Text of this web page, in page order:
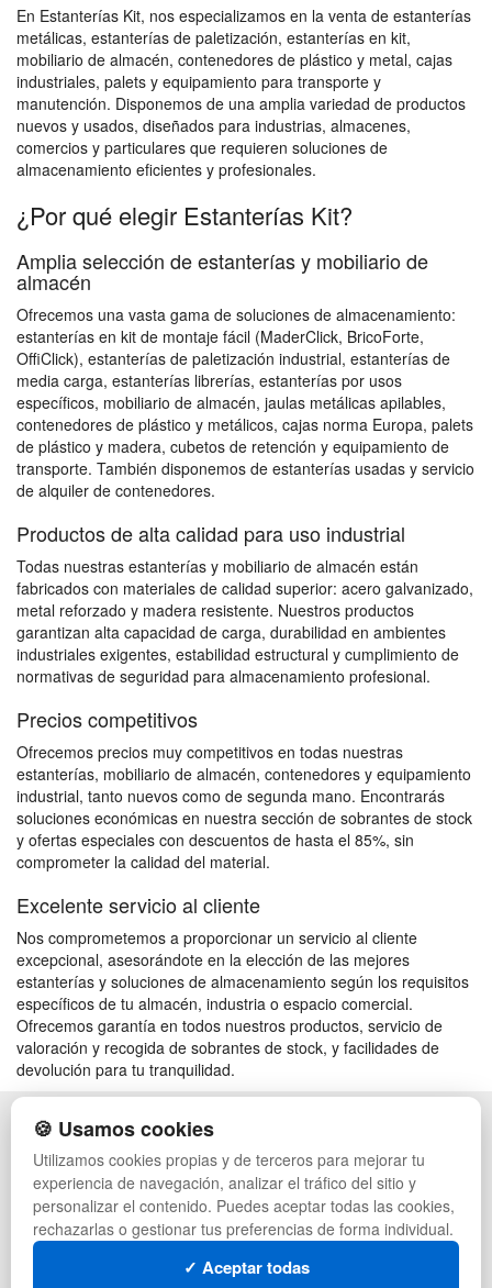
En Estanterías Kit, nos especializamos en la venta de estanterías
metálicas, estanterías de paletización, estanterías en kit,
mobiliario de almacén, contenedores de plástico y metal, cajas
industriales, palets y equipamiento para transporte y
manutención. Disponemos de una amplia variedad de productos
nuevos y usados, diseñados para industrias, almacenes,
comercios y particulares que requieren soluciones de
almacenamiento eficientes y profesionales.
¿Por qué elegir Estanterías Kit?
Amplia selección de estanterías y mobiliario de
almacén
Ofrecemos una vasta gama de soluciones de almacenamiento:
estanterías en kit de montaje fácil (MaderClick, BricoForte,
OffiClick), estanterías de paletización industrial, estanterías de
media carga, estanterías librerías, estanterías por usos
específicos, mobiliario de almacén, jaulas metálicas apilables,
contenedores de plástico y metálicos, cajas norma Europa, palets
de plástico y madera, cubetos de retención y equipamiento de
transporte. También disponemos de estanterías usadas y servicio
de alquiler de contenedores.
Productos de alta calidad para uso industrial
Todas nuestras estanterías y mobiliario de almacén están
fabricados con materiales de calidad superior: acero galvanizado,
metal reforzado y madera resistente. Nuestros productos
garantizan alta capacidad de carga, durabilidad en ambientes
industriales exigentes, estabilidad estructural y cumplimiento de
normativas de seguridad para almacenamiento profesional.
Precios competitivos
Ofrecemos precios muy competitivos en todas nuestras
estanterías, mobiliario de almacén, contenedores y equipamiento
industrial, tanto nuevos como de segunda mano. Encontrarás
soluciones económicas en nuestra sección de sobrantes de stock
y ofertas especiales con descuentos de hasta el 85%, sin
comprometer la calidad del material.
Excelente servicio al cliente
Nos comprometemos a proporcionar un servicio al cliente
excepcional, asesorándote en la elección de las mejores
estanterías y soluciones de almacenamiento según los requisitos
específicos de tu almacén, industria o espacio comercial.
Ofrecemos garantía en todos nuestros productos, servicio de
valoración y recogida de sobrantes de stock, y facilidades de
devolución para tu tranquilidad.
POLÍTICA DE PRIVACIDAD
CONDICIONES DE USO
CAMBIOS Y DEVOLUCIONES
CONTACTO
QUIENES SOMOS
MAPA WEB
PREGUNTAS FRECUENTES
PALETS DE PLÁSTICO
MANUTENCIÓN
GESTIÓN DE RESIDUOS
PALETS
CONTENEDORES DE PLÁSTICO
LIQUIDACIÓN Y SOBRANTES
🍪 Usamos cookies
Utilizamos cookies propias y de terceros para mejorar tu
experiencia de navegación, analizar el tráfico del sitio y
personalizar el contenido. Puedes aceptar todas las cookies,
rechazarlas o gestionar tus preferencias de forma individual.
✓ Aceptar todas